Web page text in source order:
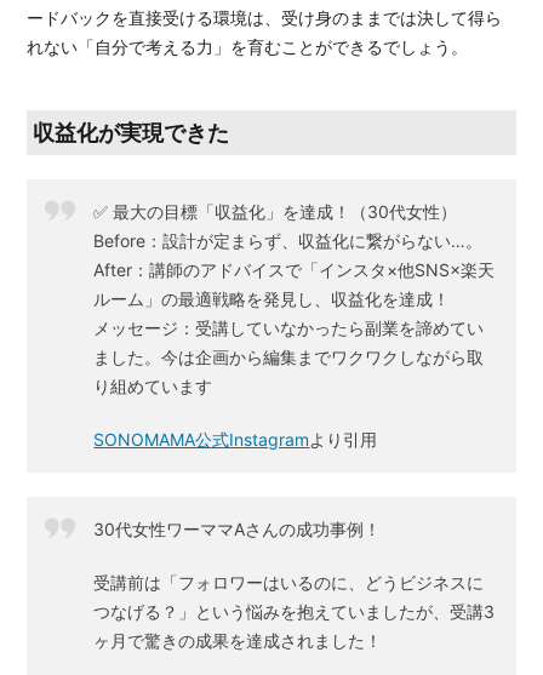
ードバックを直接受ける環境は、受け身のままでは決して得ら
れない「自分で考える力」を育むことができるでしょう。
収益化が実現できた
✅ 最大の目標「収益化」を達成！（30代女性）
Before：設計が定まらず、収益化に繋がらない…。
After：講師のアドバイスで「インスタ×他SNS×楽天
ルーム」の最適戦略を発見し、収益化を達成！
メッセージ：受講していなかったら副業を諦めてい
ました。今は企画から編集までワクワクしながら取
り組めています
SONOMAMA公式Instagramより引用
30代女性ワーママAさんの成功事例！
受講前は「フォロワーはいるのに、どうビジネスに
つなげる？」という悩みを抱えていましたが、受講3
ヶ月で驚きの成果を達成されました！